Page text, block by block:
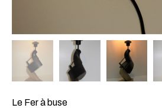
Le Fer à buse